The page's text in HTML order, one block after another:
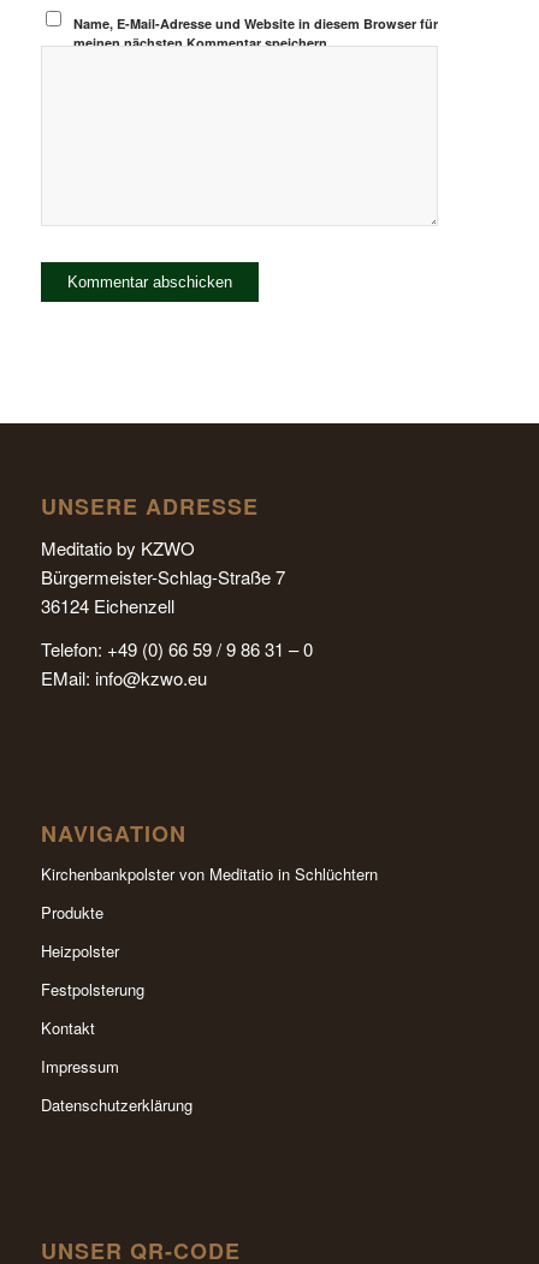
Name, E-Mail-Adresse und Website in diesem Browser für
meinen nächsten Kommentar speichern.
UNSERE ADRESSE
Meditatio by KZWO
Bürgermeister-Schlag-Straße 7
36124 Eichenzell
Telefon: +49 (0) 66 59 / 9 86 31 – 0
EMail: info@kzwo.eu
NAVIGATION
Kirchenbankpolster von Meditatio in Schlüchtern
Produkte
Heizpolster
Festpolsterung
Kontakt
Impressum
Datenschutzerklärung
UNSER QR-CODE